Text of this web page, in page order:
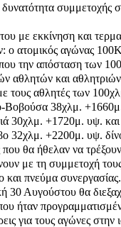
συμμετοχής
με εκκίνηση και
ο ατομικός αγώνας
την απόσταση των
αθλητών και
τους αθλητές των
Βοβούσα 38χλμ.
30χλμ. +1720μ. υψ. και
32χλμ. +2200μ. υψ.
που θα ήθελαν να
με τη συμμετοχή
και πνεύμα συνεργασίας.
30 Αυγούστου θα
ήταν
για τους αγώνες στην